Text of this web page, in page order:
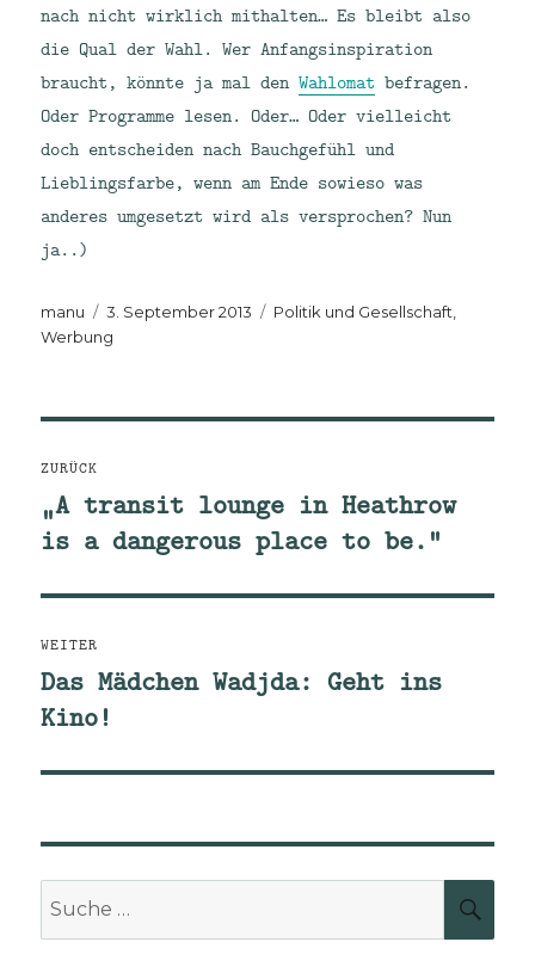
nach nicht wirklich mithalten… Es bleibt also
die Qual der Wahl. Wer Anfangsinspiration
braucht, könnte ja mal denWahlomat befragen.
Oder Programme lesen. Oder… Oder vielleicht
doch entscheiden nach Bauchgefühl und
Lieblingsfarbe, wenn am Ende sowieso was
anderes umgesetzt wird als versprochen? Nun
ja..)
Autor
manu
Veröffentlicht
am
3. September 2013 Kategorien
Politik und Gesellschaft
Werbung
ZURÜCK
Vorheriger
Beitrag:
„A transit lounge in Heathrow
is a dangerous place to be.“
WEITER
Nächster
Beitrag:
Das Mädchen Wadjda: Geht ins
Kino!